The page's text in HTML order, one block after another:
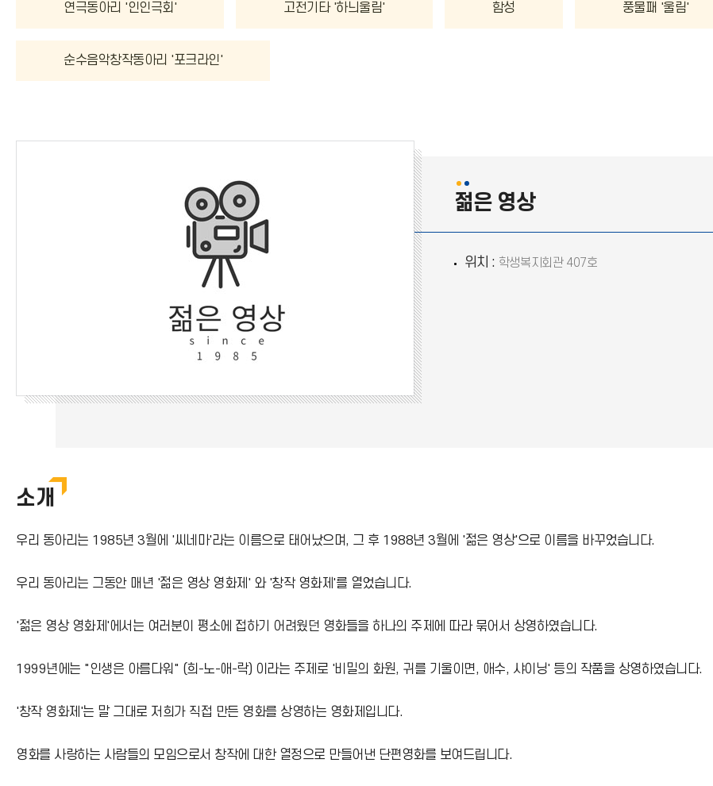
연극동아리 '인인극회' 고전기타 '하늬울림' 함성 풍물패 '울림'
순수음악창작동아리 '포크라인'
젊은 영상
위치 : 학생복지회관 407호
소개
우리 동아리는 1985년 3월에 '씨네마'라는 이름으로 태어났으며, 그 후 1988년 3월에 '젊은 영상'으로 이름을 바꾸었습니다.
우리 동아리는 그동안 매년 '젊은 영상 영화제' 와 '창작 영화제'를 열었습니다.
'젊은 영상 영화제'에서는 여러분이 평소에 접하기 어려웠던 영화들을 하나의 주제에 따라 묶어서 상영하였습니다.
1999년에는 "인생은 아름다워" (희-노-애-락) 이라는 주제로 '비밀의 화원, 귀를 기울이면, 애수, 샤이닝' 등의 작품을 상영하였습니다.
'창작 영화제'는 말 그대로 저희가 직접 만든 영화를 상영하는 영화제입니다.
영화를 사랑하는 사람들의 모임으로서 창작에 대한 열정으로 만들어낸 단편영화를 보여드립니다.